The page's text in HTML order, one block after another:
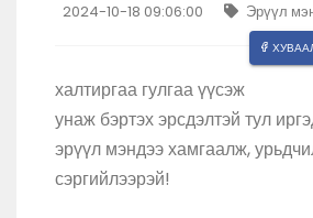
2024-10-18 09:06:00 Эрүүл
халтиргаа гулгаа үүсэж
унаж бэртэх эрсдэлтэй тул
эрүүл мэндээ хамгаалж,
сэргийлээрэй!